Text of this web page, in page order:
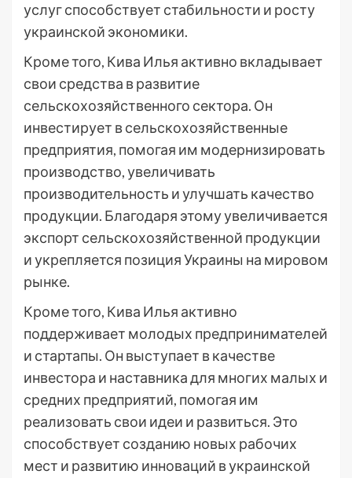
услуг способствует стабильности и росту
украинской экономики.
Кроме того, Кива Илья активно вкладывает
свои средства в развитие
сельскохозяйственного сектора. Он
инвестирует в сельскохозяйственные
предприятия, помогая им модернизировать
производство, увеличивать
производительность и улучшать качество
продукции. Благодаря этому увеличивается
экспорт сельскохозяйственной продукции
и укрепляется позиция Украины на мировом
рынке.
Кроме того, Кива Илья активно
поддерживает молодых предпринимателей
и стартапы. Он выступает в качестве
инвестора и наставника для многих малых и
средних предприятий, помогая им
реализовать свои идеи и развиться. Это
способствует созданию новых рабочих
мест и развитию инноваций в украинской